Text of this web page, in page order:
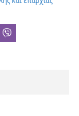
WhatsApp